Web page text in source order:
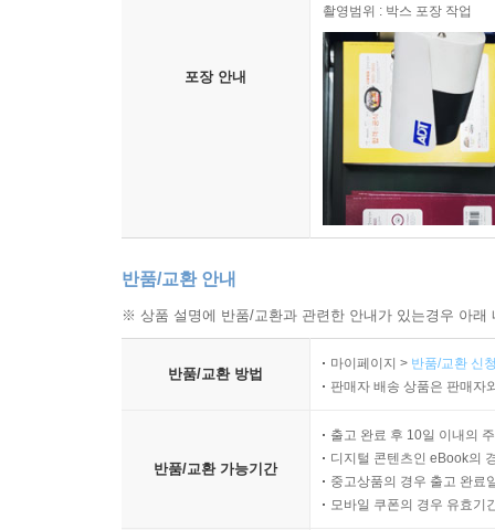
포장 안내
촬영범위 : 박스 포장 작업
반품/교환 안내
※ 상품 설명에 반품/교환과 관련한 안내가 있는경우 아
반품/교환 방법
마이페이지 > 반품/교환 신
판매자 배송 상품은 판매자
반품/교환 가능기간
출고 완료 후 10일 이내의
디지털 콘텐츠인 eBook의
중고상품의 경우 출고 완료
모바일 쿠폰의 경우 유효기